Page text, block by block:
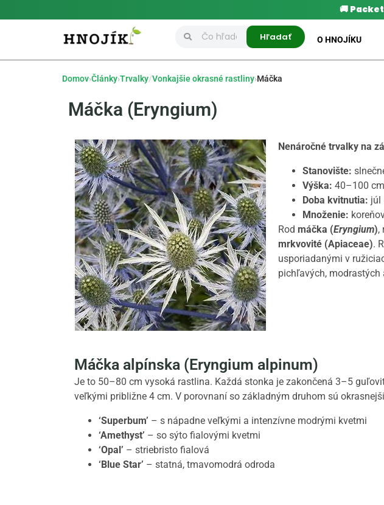
🚚
Hľadať O HNOJÍKU
Domov›Články›Trvalky/Vonkajšie okrasné rastliny›Máčka
Máčka (Eryngium)
Nenáročné trvalky na
Stanovište:
Výška: 40–100 cm
Doba kvitnutia: júl
Množenie:
Rod máčka (Eryngium),
mrkvovité (Apiaceae).
usporiadanými v
pichľavých, modrastých
Máčka alpínska (Eryngium alpinum)
Je to 50–80 cm vysoká rastlina. Každá stonka je zakončená 3–5
veľkými približne 4 cm. V porovnaní so základným druhom sú
‘Superbum’ – s nápadne veľkými a intenzívne modrými kvetmi
‘Amethyst’ – so sýto fialovými kvetmi
‘Opal’ – striebristo fialová
‘Blue Star’ – statná, tmavomodrá odroda